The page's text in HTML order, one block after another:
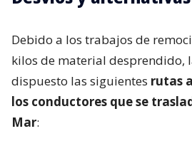
Debido a los trabajos de
kilos de material desprendido,
dispuesto las siguientes rutas
los conductores que se
Mar: